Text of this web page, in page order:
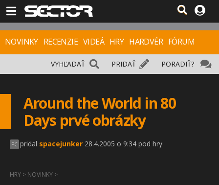
NOVINKY RECENZIE VIDEÁ HRY HARDVÉR FÓRUM
PORADIŤ?
PRIDAŤ
VYHĽADAŤ
Around the World in 80
Days prvé obrázky
PC pridal spacejunker 28.4.2005 o 9:34 pod hry
HRY > NOVINKY >